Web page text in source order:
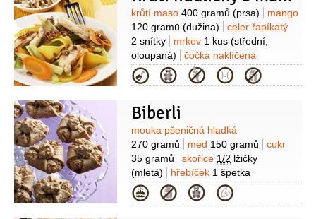
Suroviny
krůtí maso 400 gramů (prsa)
mango
120 gramů (dužina)
celer řapíkatý
2 snítky
mrkev 1 kus (střední,
oloupaná)
čočka naklíčená
60 gramů
olej olivový 2 lžíce
Balsamico1 lžíce zázvor1 lžíce
Kategorie
Biberli
Suroviny
mouka pšeničná hladká
270 gramů
med 150 gramů
cukr
35 gramů
skořice 1/2 lžičky
(mletá)
hřebíček 1 špetka
(mletý)
zázvor1 špetka
(mletý)
anýz1 špetka (mletý)
sůl
Kategorie